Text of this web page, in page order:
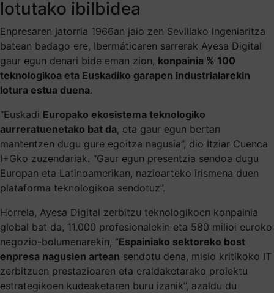
lotutako ibilbidea
Enpresaren jatorria 1966an jaio zen Sevillako ingeniaritza
batean badago ere, Ibermáticaren sarrerak Ayesa Digital
gaur egun denari bide eman zion, konpainia % 100
teknologikoa eta Euskadiko garapen industrialarekin
lotura estua duena.
“Euskadi Europako ekosistema teknologiko
aurreratuenetako bat da, eta gaur egun bertan
mantentzen dugu gure egoitza nagusia”, dio Itziar Cuenca
I+Gko zuzendariak. “Gaur egun presentzia sendoa dugu
Europan eta Latinoamerikan, nazioarteko irismena duen
plataforma teknologikoa sendotuz”.
Horrela, Ayesa Digital zerbitzu teknologikoen konpainia
global bat da, 11.000 profesionalekin eta 580 milioi euroko
negozio-bolumenarekin, “Espainiako sektoreko bost
enpresa nagusien artean sendotu dena, misio kritikoko IT
zerbitzuen prestazioaren eta eraldaketarako proiektu
estrategikoen kudeaketaren buru izanik”, azaldu du